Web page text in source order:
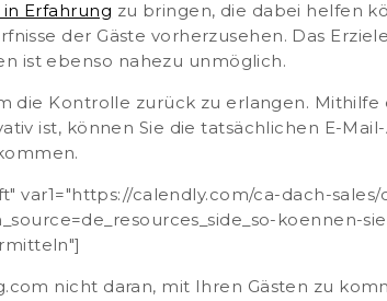
in Erfahrung zu bringen, die dabei helfen
der Gäste vorherzusehen. Das
ist ebenso nahezu unmöglich.
die Kontrolle zurück zu erlangen.
ist, können Sie die tatsächlichen E-
var1="https://calendly.com/ca-dach-
koennen-
nicht daran, mit Ihren Gästen zu